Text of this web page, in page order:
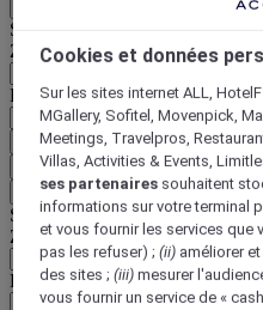
Sélectionnez votre zone et votre
Zone géographique
Pays/Région - Langue
Valider votre zone et votre langue
EUR (€)
Retour
Sélectionnez votre devise ci-
Zone géographique
Devise
Cookies et données
Sur les sites internet ALL,
MGallery, Sofitel, Movenpick,
Meetings, Travelpros,
Villas, Activities & Events,
ses partenaires souhaitent
informations sur votre terminal
et vous fournir les services que
pas les refuser) ;(ii) améliorer
des sites ;(iii) mesurer
vous fournir un service de «